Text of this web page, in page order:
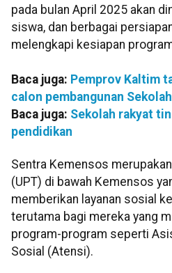
pada bulan April 2025 akan
siswa, dan berbagai
melengkapi kesiapan
Baca juga: Pemprov Kaltim
calon pembangunan
Baca juga: Sekolah rakyat
pendidikan
Sentra Kemensos
(UPT) di bawah Kemensos
memberikan layanan sosial
terutama bagi mereka yang
program-program seperti
Sosial (Atensi).